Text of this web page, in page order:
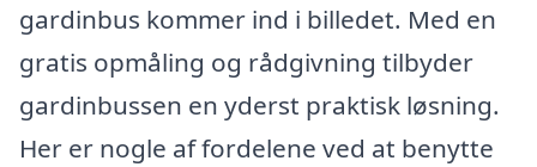
gardinbus kommer ind i billedet. Med en
gratis opmåling og rådgivning tilbyder
gardinbussen en yderst praktisk løsning.
Her er nogle af fordelene ved at benytte